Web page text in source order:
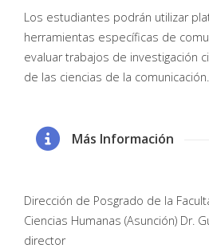
Los estudiantes podrán utilizar
herramientas específicas de
evaluar trabajos de investigación
de las ciencias de la comunicación.
Más Información
Dirección de Posgrado de la
Ciencias Humanas (Asunción) Dr.
director